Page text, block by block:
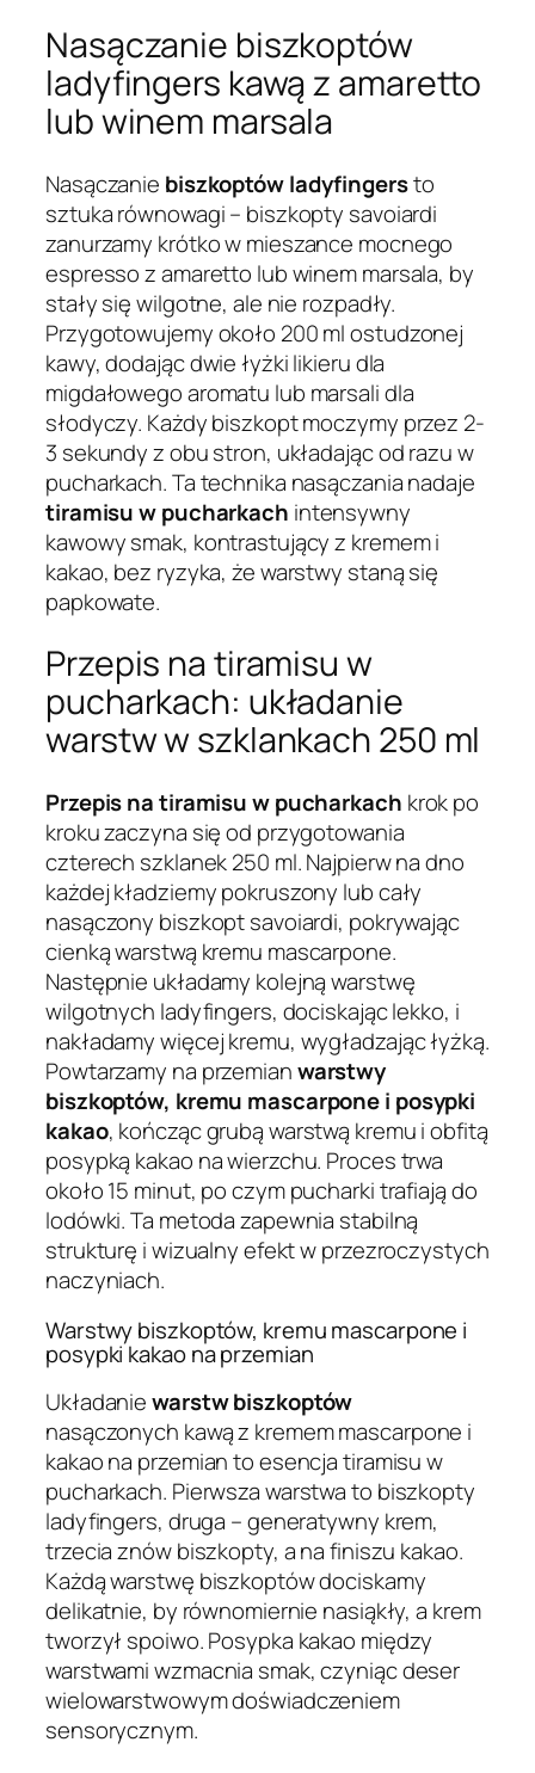
Nasączanie biszkoptów
ladyfingers kawą z amaretto
lub winem marsala
Nasączanie biszkoptów ladyfingersto
sztuka równowagi – biszkopty savoiardi
zanurzamy krótko w mieszance mocnego
espresso z amaretto lub winem marsala, by
stały się wilgotne, ale nie rozpadły.
Przygotowujemy około 200 ml ostudzonej
kawy, dodając dwie łyżki likieru dla
migdałowego aromatu lub marsali dla
słodyczy. Każdy biszkopt moczymy przez 2-
3 sekundy z obu stron, układając od razu w
pucharkach. Ta technika nasączania nadaje
tiramisu w pucharkach intensywny
kawowy smak, kontrastujący z kremem i
kakao, bez ryzyka, że warstwy staną się
papkowate.
Przepis na tiramisu w
pucharkach: układanie
warstw w szklankach 250 ml
Przepis na tiramisu w pucharkach krok po
kroku zaczyna się od przygotowania
czterech szklanek 250 ml. Najpierw na dno
każdej kładziemy pokruszony lub cały
nasączony biszkopt savoiardi, pokrywając
cienką warstwą kremu mascarpone.
Następnie układamy kolejną warstwę
wilgotnych ladyfingers, dociskając lekko, i
nakładamy więcej kremu, wygładzając łyżką.
Powtarzamy na przemianwarstwy
biszkoptów, kremu mascarpone i posypki
kakao, kończąc grubą warstwą kremu i obfitą
posypką kakao na wierzchu. Proces trwa
około 15 minut, po czym pucharki trafiają do
lodówki. Ta metoda zapewnia stabilną
strukturę i wizualny efekt w przezroczystych
naczyniach.
Warstwy biszkoptów, kremu mascarpone i
posypki kakao na przemian
Układaniewarstw biszkoptów
nasączonych kawą z kremem mascarpone i
kakao na przemian to esencja tiramisu w
pucharkach. Pierwsza warstwa to biszkopty
ladyfingers, druga – generatywny krem,
trzecia znów biszkopty, a na finiszu kakao.
Każdą warstwę biszkoptów dociskamy
delikatnie, by równomiernie nasiąkły, a krem
tworzył spoiwo. Posypka kakao między
warstwami wzmacnia smak, czyniąc deser
wielowarstwowym doświadczeniem
sensorycznym.